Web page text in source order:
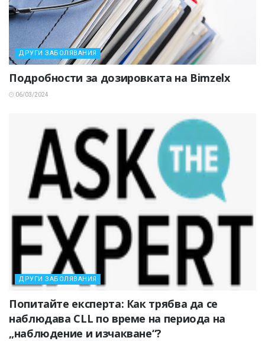
ДРУГИ ЗАБОЛЯВАНИЯ
Подробности за дозировката на Bimzelx
06/03/2024
ДРУГИ ЗАБОЛЯВАНИЯ
Попитайте експерта: Как трябва да се
наблюдава CLL по време на периода на
„наблюдение и изчакване“?